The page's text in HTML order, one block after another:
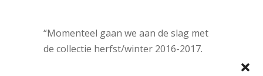
“Momenteel gaan we aan de slag met
de collectie herfst/winter 2016-2017.